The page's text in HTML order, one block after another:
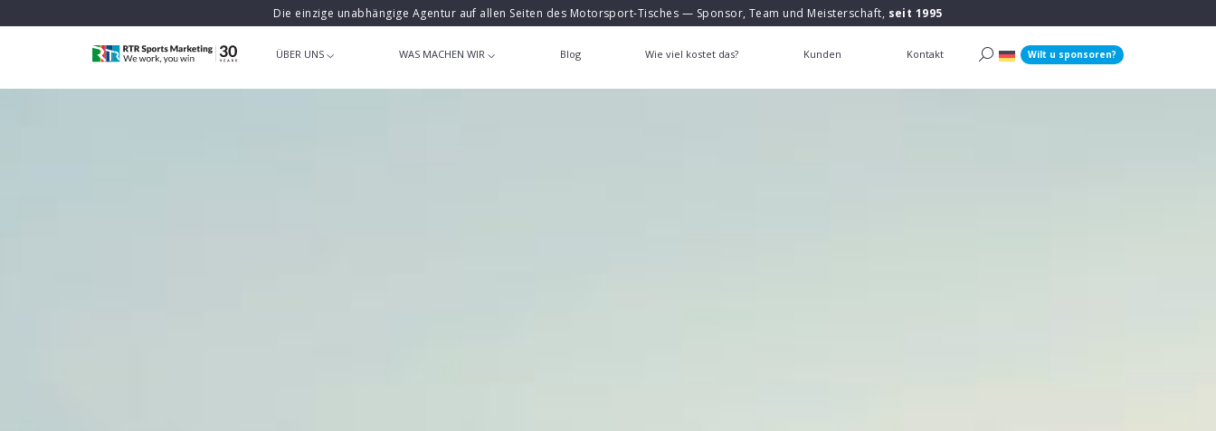
Die einzige unabhängige Agentur auf allen Seiten des Motorsport-Tisches — Sponsor, Team und Meisterschaft, seit 1995
ÜBER UNS WAS MACHEN WIR Blog Wie viel kostet das? Kunden Kontakt Wilt u sponsoren?